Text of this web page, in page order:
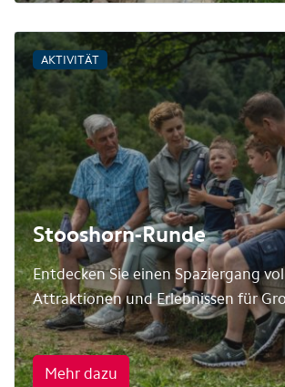
AKTIVITÄT
Stooshorn-Runde
Entdecken Sie einen Spaziergang
Attraktionen und Erlebnissen für
Mehr dazu